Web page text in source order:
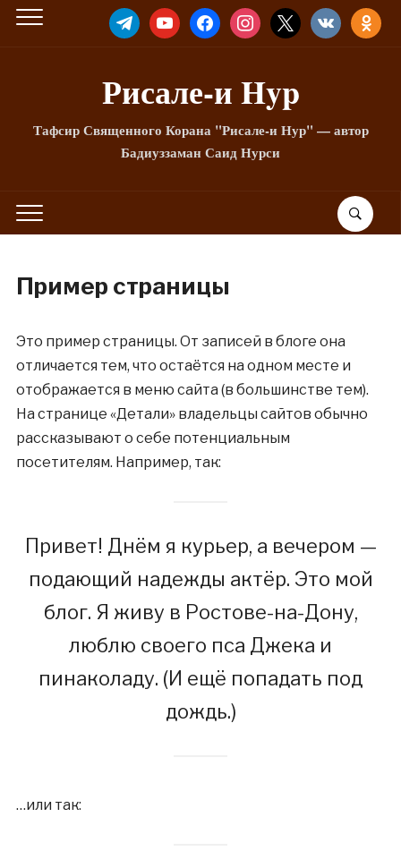
TELEGRAMYOUTUBEFACEBOOKINSTAGRAM
X VKONTAKTE
Рисале-и Hyp
Тафсир Священного Корана "Рисале-и Нур" — автор
Бадиуззаман Саид Нурси
Пример страницы
Это пример страницы. От записей в блоге она
отличается тем, что остаётся на одном месте и
отображается в меню сайта (в большинстве тем).
На странице «Детали» владельцы сайтов обычно
рассказывают о себе потенциальным
посетителям. Например, так:
Привет! Днём я курьер, а вечером —
подающий надежды актёр. Это мой
блог. Я живу в Ростове-на-Дону,
люблю своего пса Джека и
пинаколаду. (И ещё попадать под
дождь.)
…или так: